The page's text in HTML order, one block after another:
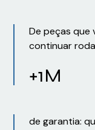
De peças que
continuar
+1M
de garantia: